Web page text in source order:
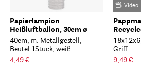
Papierlampion
Heißluftballon, 30cm ø
40cm, m. Metallgestell,
Beutel 1Stück, weiß
4,49 €
Video
Griff
9,49 €